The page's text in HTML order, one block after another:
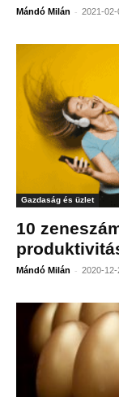
Mándó Milán - 2021-02-
Gazdaság és üzlet
10
Mándó Milán - 2020-12-